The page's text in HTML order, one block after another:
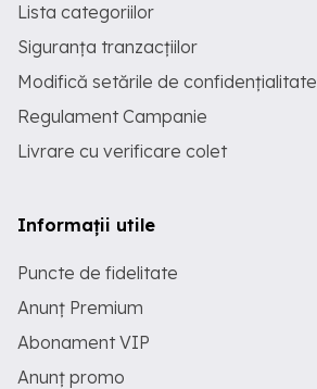
Lista categoriilor
Siguranța tranzacțiilor
Modifică setările de confidențialitate
Regulament Campanie
Livrare cu verificare colet
Informații utile
Puncte de fidelitate
Anunț Premium
Abonament VIP
Anunț promo